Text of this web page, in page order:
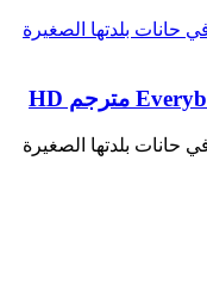
حانات بلدتها الصغيرة
حانات بلدتها الصغيرة